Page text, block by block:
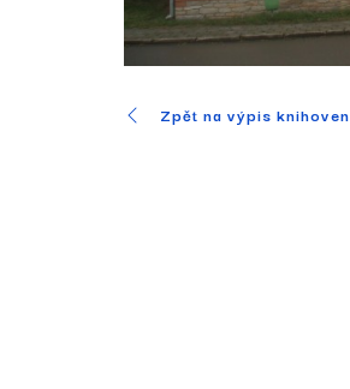
Zpět na výpis knihoven